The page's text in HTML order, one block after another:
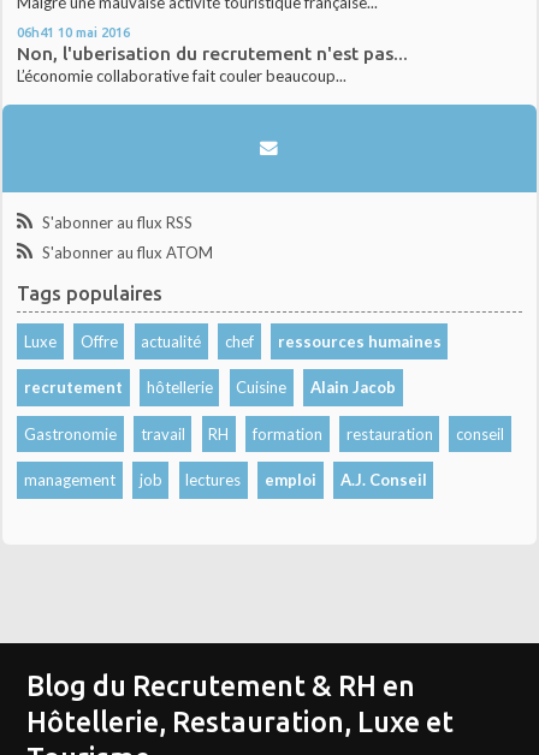
06h41 10 mai 2016
Non, l'uberisation du recrutement n'est pas...
L’économie collaborative fait couler beaucoup...
S'abonner au flux RSS
S'abonner au flux ATOM
Tags populaires
Luxe Offre actualité chef ressources humaines
recrutement hôtellerie Cuisine Alain Jacob
Gastronomie travail RH formation restauration conseil
management job lectures emploi A.J. Conseil
Blog du Recrutement & RH en
Hôtellerie, Restauration, Luxe et